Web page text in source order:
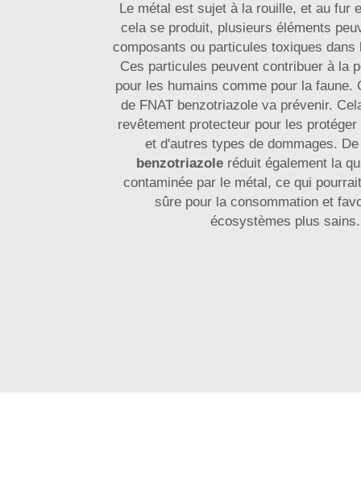
Le métal est sujet à la rouille, et au fur
cela se produit, plusieurs éléments
composants ou particules toxiques dans
Ces particules peuvent contribuer à la
pour les humains comme pour la faune.
de FNAT benzotriazole va prévenir.
revêtement protecteur pour les
et d'autres types de dommages.
benzotriazole réduit également la
contaminée par le métal, ce qui
sûre pour la consommation et
écosystèmes plus sains.